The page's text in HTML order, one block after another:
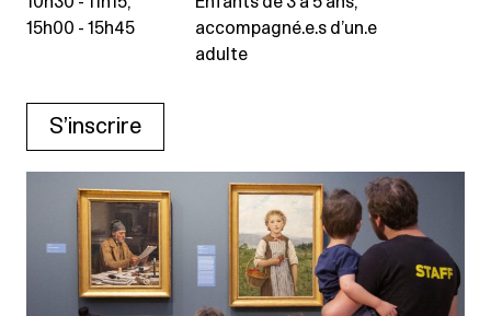
15h00 - 15h45
accompagné.e.s d’un.e
adulte
S’inscrire